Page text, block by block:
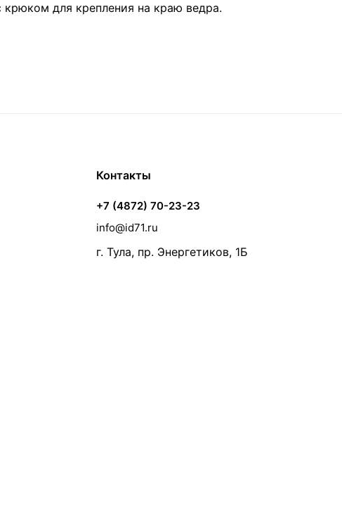
для крепления на краю ведра.
Контакты
+7 (4872) 70-23-23
info@id71.ru
г. Тула, пр. Энергетиков, 1Б